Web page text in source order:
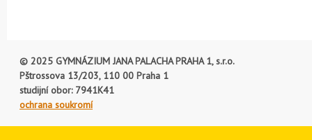
© 2025 GYMNÁZIUM JANA PALACHA PRAHA 1, s.r.o.
Pštrossova 13/203, 110 00 Praha 1
studijní obor: 7941K41
ochrana soukromí